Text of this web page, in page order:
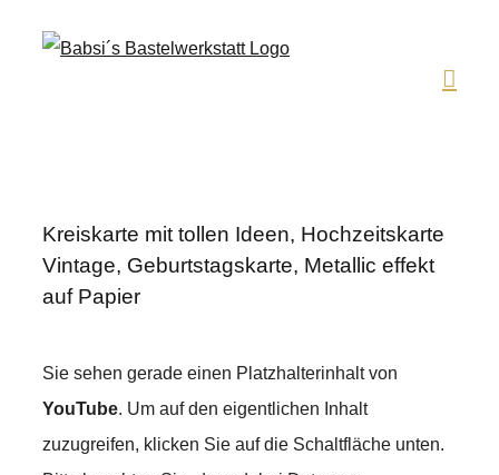
Kreiskarte mit tollen Ideen, Hochzeitskarte
Vintage, Geburtstagskarte, Metallic effekt
auf Papier
Sie sehen gerade einen Platzhalterinhalt von
YouTube. Um auf den eigentlichen Inhalt
zuzugreifen, klicken Sie auf die Schaltfläche unten.